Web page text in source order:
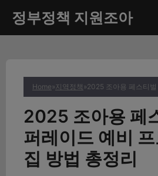
츠
정부정책 지원조아
Home»지역정책 »
2025 조아용 페
퍼레이드 예비
집 방법 총정리